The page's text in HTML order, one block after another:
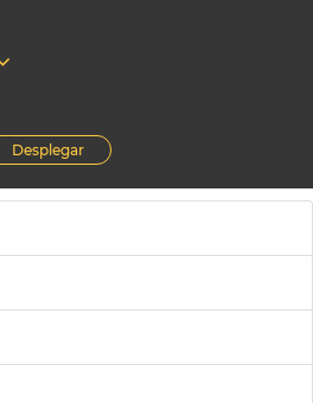
Desplegar